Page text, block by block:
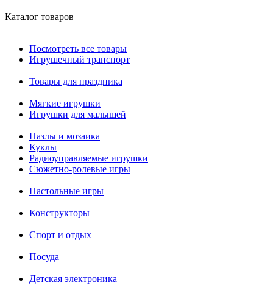
Каталог товаров
Посмотреть все товары
Игрушечный транспорт
Товары для праздника
Мягкие игрушки
Игрушки для малышей
Пазлы и мозаика
Куклы
Радиоуправляемые игрушки
Сюжетно-ролевые игры
Настольные игры
Конструкторы
Спорт и отдых
Посуда
Детская электроника